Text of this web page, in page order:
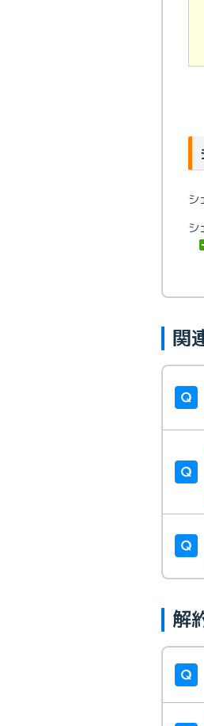
シ
シ
関
解